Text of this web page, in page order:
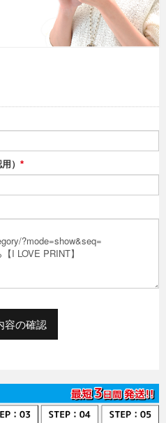
） *